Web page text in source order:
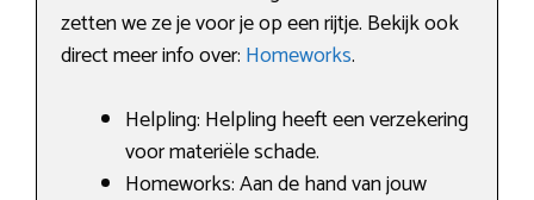
zetten we ze je voor je op een rijtje. Bekijk ook
direct meer info over: Homeworks.
Helpling: Helpling heeft een verzekering
voor materiële schade.
Homeworks: Aan de hand van jouw